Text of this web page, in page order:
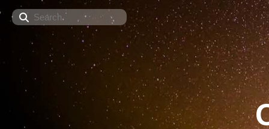
Search